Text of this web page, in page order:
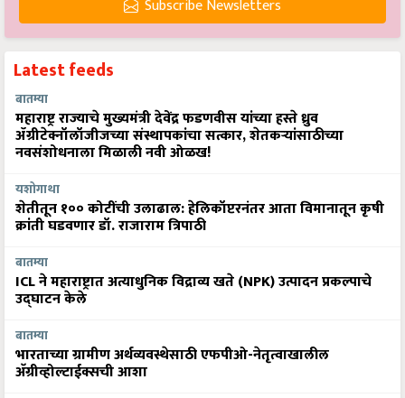
Subscribe Newsletters
Latest feeds
बातम्या
महाराष्ट्र राज्याचे मुख्यमंत्री देवेंद्र फडणवीस यांच्या हस्ते ध्रुव
ॲग्रीटेक्नॉलॉजीजच्या संस्थापकांचा सत्कार, शेतकऱ्यांसाठीच्या
नवसंशोधनाला मिळाली नवी ओळख!
यशोगाथा
शेतीतून १०० कोटींची उलाढाल: हेलिकॉप्टरनंतर आता विमानातून कृषी
क्रांती घडवणार डॉ. राजाराम त्रिपाठी
बातम्या
ICL ने महाराष्ट्रात अत्याधुनिक विद्राव्य खते (NPK) उत्पादन प्रकल्पाचे
उद्घाटन केले
बातम्या
भारताच्या ग्रामीण अर्थव्यवस्थेसाठी एफपीओ-नेतृत्वाखालील
अ‍ॅग्रीव्होल्टाईक्सची आशा